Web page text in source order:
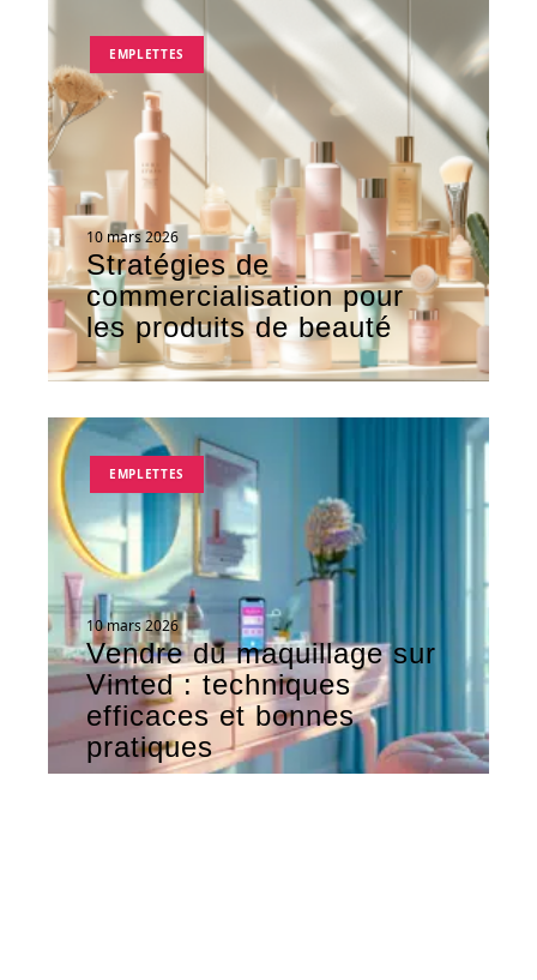
EMPLETTES
10 mars 2026
Stratégies de
commercialisation pour
les produits de beauté
EMPLETTES
10 mars 2026
Vendre du maquillage sur
Vinted : techniques
efficaces et bonnes
pratiques